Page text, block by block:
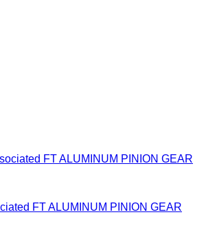
FT ALUMINUM PINION GEAR